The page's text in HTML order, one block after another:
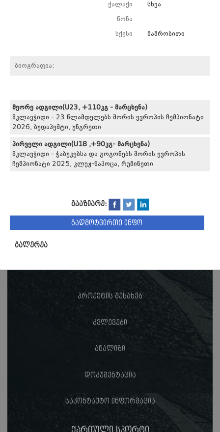
ქალაქი სხვა
წონა
სქესი მამრობითი
ბიოგრაფია:
მეორე ადგილი(U23, +110კგ - მარცხენა)
მკლავჭიდი - 23 წლამდელებს შორის ევროპის ჩემპიონატი
2026, ბუდაპეშტი, უნგრეთი
პირველი ადგილი(U18 ,+90კგ- მარცხენა)
მკლავჭიდი - ჭაბუკებსა და გოგონებს შორის ევროპის
ჩემპიონატი 2025, კლუჟ-ნაპოცა, რუმინეთი
გააზიარე:
გადმოტვირთე ინფო
გალერეა
პროექტის შესახებ
კვლევები
ანალიზი
დოკუმენტაცია
საკონტაქტო ინფორმაცია
ქართული სპორტი